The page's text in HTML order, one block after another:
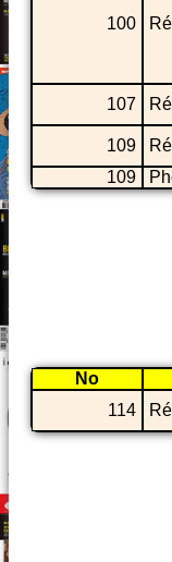
100
107
109
109
No
114